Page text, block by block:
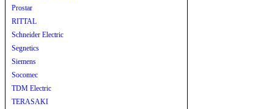
Prostar
RITTAL
Schneider Electric
Segnetics
Siemens
Socomec
TDM Electric
TERASAKI